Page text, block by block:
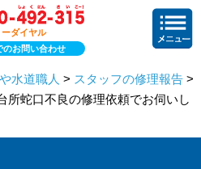
ダイヤル
のお問い合わせ
水道職人 > スタッフの修理報告 >
所蛇口不良の修理依頼でお伺いし